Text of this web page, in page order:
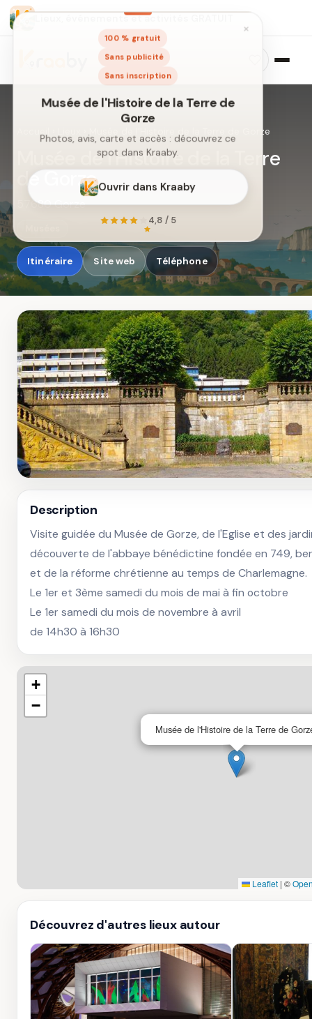
Lieux, événements et activités GRATUIT
×
100 % gratuit
Sans publicité
Sans inscription
Musée de l'Histoire de la Terre de
Gorze
Photos, avis, carte et accès : découvrez ce
Ouvrir dans Kraaby
Musée de l'Histoire de la Terre de Gorze
Musée de l'Histoire de la Terre
de Gorze
57680 Gorze
Itinéraire Site web Téléphone
Description
Visite guidée du Musée de Gorze, de l'Eglise et des
découverte de l'abbaye bénédictine fondée en 749,
et de la réforme chrétienne au temps de Charlemagne.
Le 1er et 3ème samedi du mois de mai à fin octobre
Le 1er samedi du mois de novembre à avril
de 14h30 à 16h30
Musée de l'Histoire de la Terre de
+
−
Leaflet | ©
Découvrez d'autres lieux autour